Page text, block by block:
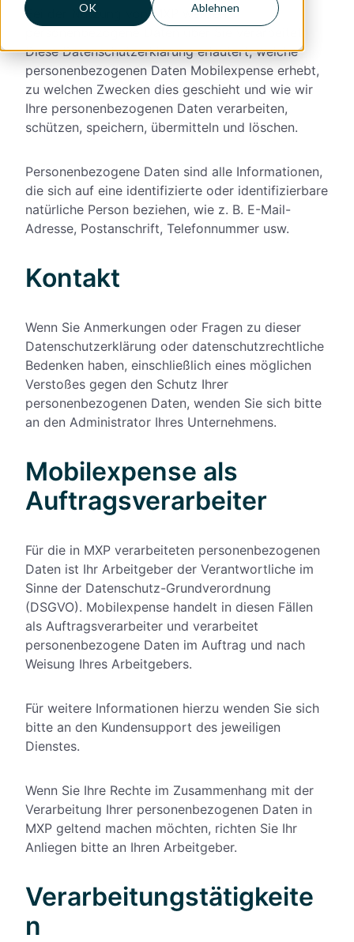
OK Ablehnen
Bei der Nutzung von MXP werden
Diese Datenschutzerklärung erläutert, welche
personenbezogenen Daten Mobilexpense erhebt,
zu welchen Zwecken dies geschieht und wie wir
Ihre personenbezogenen Daten verarbeiten,
schützen, speichern, übermitteln und löschen.
Personenbezogene Daten sind alle Informationen,
die sich auf eine identifizierte oder identifizierbare
natürliche Person beziehen, wie z. B. E-Mail-
Adresse, Postanschrift, Telefonnummer usw.
Kontakt
Wenn Sie Anmerkungen oder Fragen zu dieser
Datenschutzerklärung oder datenschutzrechtliche
Bedenken haben, einschließlich eines möglichen
Verstoßes gegen den Schutz Ihrer
personenbezogenen Daten, wenden Sie sich bitte
an den Administrator Ihres Unternehmens.
Mobilexpense als
Auftragsverarbeiter
Für die in MXP verarbeiteten personenbezogenen
Daten ist Ihr Arbeitgeber der Verantwortliche im
Sinne der Datenschutz-Grundverordnung
(DSGVO). Mobilexpense handelt in diesen Fällen
als Auftragsverarbeiter und verarbeitet
personenbezogene Daten im Auftrag und nach
Weisung Ihres Arbeitgebers.
Für weitere Informationen hierzu wenden Sie sich
bitte an den Kundensupport des jeweiligen
Dienstes.
Wenn Sie Ihre Rechte im Zusammenhang mit der
Verarbeitung Ihrer personenbezogenen Daten in
MXP geltend machen möchten, richten Sie Ihr
Anliegen bitte an Ihren Arbeitgeber.
Verarbeitungstätigkeite
n